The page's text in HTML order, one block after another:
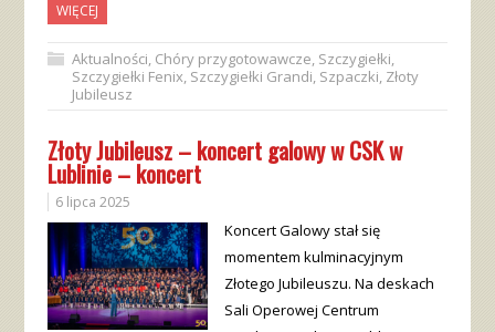
WIĘCEJ
Aktualności, Chóry przygotowawcze, Szczygiełki,
Szczygiełki Fenix, Szczygiełki Grandi, Szpaczki, Złoty
Jubileusz
Złoty Jubileusz – koncert galowy w CSK w
Lublinie – koncert
6 lipca 2025
Koncert Galowy stał się
momentem kulminacyjnym
Złotego Jubileuszu. Na deskach
Sali Operowej Centrum